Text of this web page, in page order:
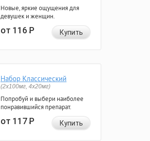
Новые, яркие ощущения для
девушек и женщин.
от 116Р Купить
Набор Классический
(2x100мг, 4x20мг)
Попробуй и выбери наиболее
понравившийся препарат.
от 117Р Купить